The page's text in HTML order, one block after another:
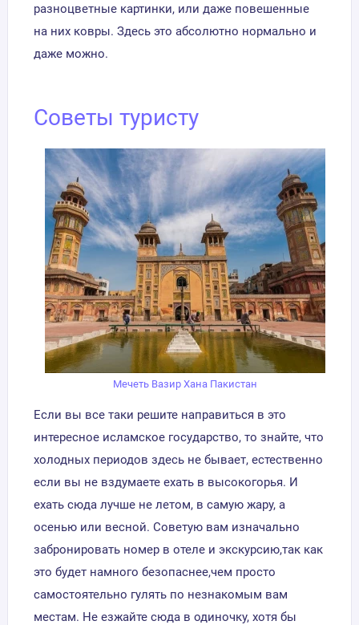
разноцветные картинки, или даже повешенные
на них ковры. Здесь это абсолютно нормально и
даже можно.
Советы туристу
Мечеть Вазир Хана Пакистан
Если вы все таки решите направиться в это
интересное исламское государство, то знайте, что
холодных периодов здесь не бывает, естественно
если вы не вздумаете ехать в высокогорья. И
ехать сюда лучше не летом, в самую жару, а
осенью или весной. Советую вам изначально
забронировать номер в отеле и экскурсию,так как
это будет намного безопаснее,чем просто
самостоятельно гулять по незнакомым вам
местам. Не езжайте сюда в одиночку, хотя бы